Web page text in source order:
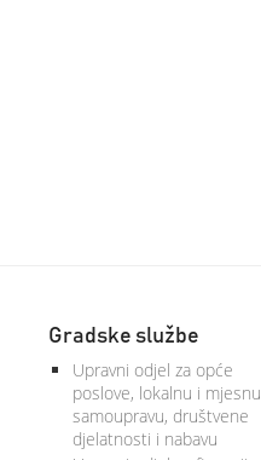
Gradske službe
Upravni odjel za opće
poslove, lokalnu i mjesnu
samoupravu, društvene
djelatnosti i nabavu